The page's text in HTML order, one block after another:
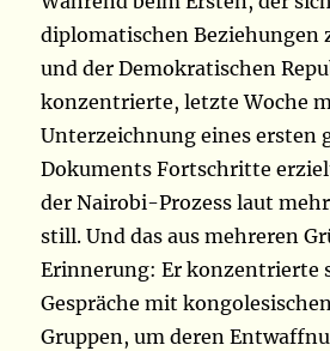
diplomatischen Beziehungen
und der Demokratischen
konzentrierte, letzte Woche
Unterzeichnung eines ersten
Dokuments Fortschritte
der Nairobi-Prozess laut
still. Und das aus mehreren
Erinnerung: Er konzentrierte
Gespräche mit
Gruppen, um deren